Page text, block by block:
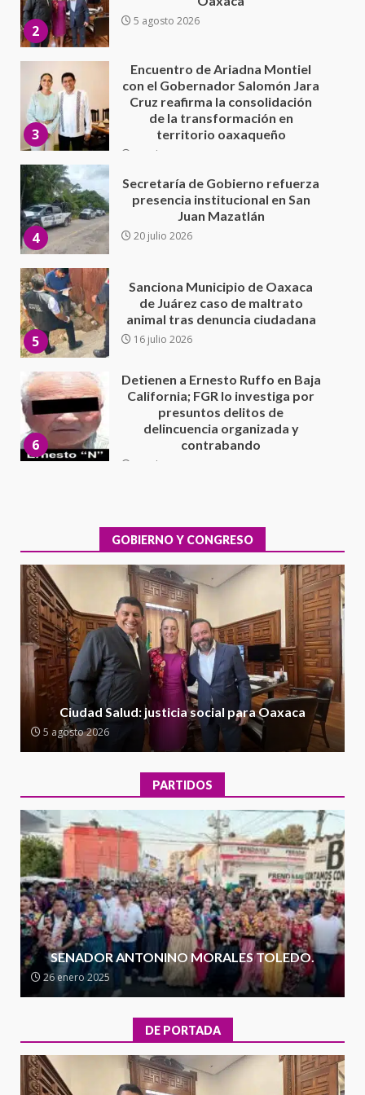
3
de la transformación en
4
Secretaría de Gobierno refuerza
presencia institucional en San
Juan Mazatlán
20 julio 2026
5
Sanciona Municipio de Oaxaca
de Juárez caso de maltrato
animal tras denuncia ciudadana
16 julio 2026
6
California; FGR lo investiga por
presuntos delitos de
delincuencia organizada y
contrabando
7
Sin paso carretera Oaxaca-
Cuacnopalan
26 junio 2026
1
integral de las instalaciones de la
Escuela Secundaria General
Moisés Sáenz Garza
5 agosto 2026
2
Ciudad Salud: justicia social para
Oaxaca
5 agosto 2026
3
Encuentro de Ariadna Montiel
con el Gobernador Salomón Jara
Cruz reafirma la consolidación
de la transformación en
territorio oaxaqueño
30 julio 2026
4
presencia institucional en San
Juan Mazatlán
20 julio 2026
5
Sanciona Municipio de Oaxaca
de Juárez caso de maltrato
animal tras denuncia ciudadana
16 julio 2026
6
Detienen a Ernesto Ruffo en Baja
California; FGR lo investiga por
presuntos delitos de
contrabando
16 julio 2026
GOBIERNO Y CONGRESO
Ciudad Salud: justicia social para Oaxaca
5 agosto 2026
PARTIDOS
SENADOR ANTONINO MORALES TOLEDO.
26 enero 2025
DE PORTADA